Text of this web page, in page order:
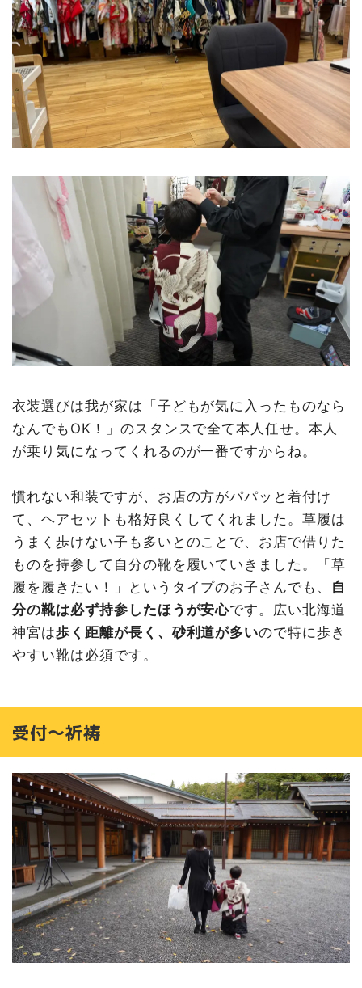
衣装選びは我が家は「子どもが気に入ったものなら
なんでもOK！」のスタンスで全て本人任せ。本人
が乗り気になってくれるのが一番ですからね。
慣れない和装ですが、お店の方がパパッと着付け
て、ヘアセットも格好良くしてくれました。草履は
うまく歩けない子も多いとのことで、お店で借りた
ものを持参して自分の靴を履いていきました。「草
履を履きたい！」というタイプのお子さんでも、 自
分の靴は必ず持参したほうが安心です。広い北海道
神宮は歩く距離が長く、砂利道が多いので特に歩き
やすい靴は必須です。
受付〜祈祷